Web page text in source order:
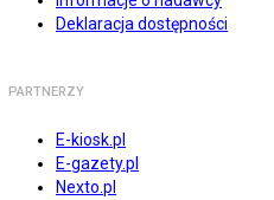
Deklaracja dostępności
PARTNERZY
E-kiosk.pl
E-gazety.pl
Nexto.pl